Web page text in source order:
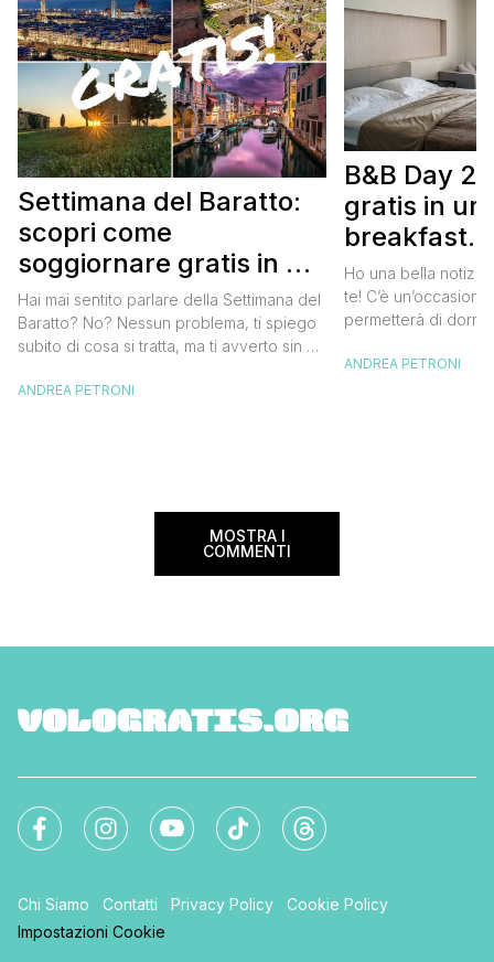
Settimana del Baratto:
scopri come
soggiornare gratis in un
bed and breakfast
Hai mai sentito parlare della Settimana del
Baratto? No? Nessun problema, ti spiego
subito di cosa si tratta, ma ti avverto sin da
tantissimo perché ti permetterà di
ANDREA PETRONI
B&B Day
gratis in un
breakfast.
gratis
Ho una bella
te! C’è
permetterà di
meravigliosi del
ANDREA PETRONI
MOSTRA I
COMMENTI
Chi Siamo Contatti Privacy Policy
Cookie Policy
Impostazioni Cookie